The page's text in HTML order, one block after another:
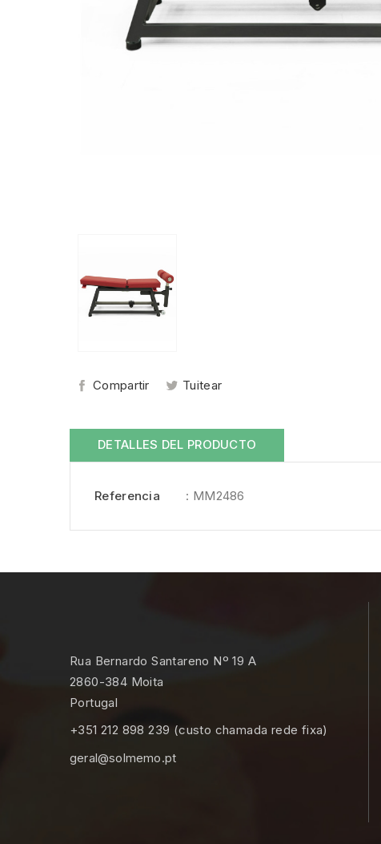
Compartir Tuitear
DETALLES DEL PRODUCTO
Referencia : MM2486
Rua Bernardo Santareno Nº 19 A
2860-384 Moita
Portugal
+351 212 898 239 (custo chamada rede fixa)
geral@solmemo.pt